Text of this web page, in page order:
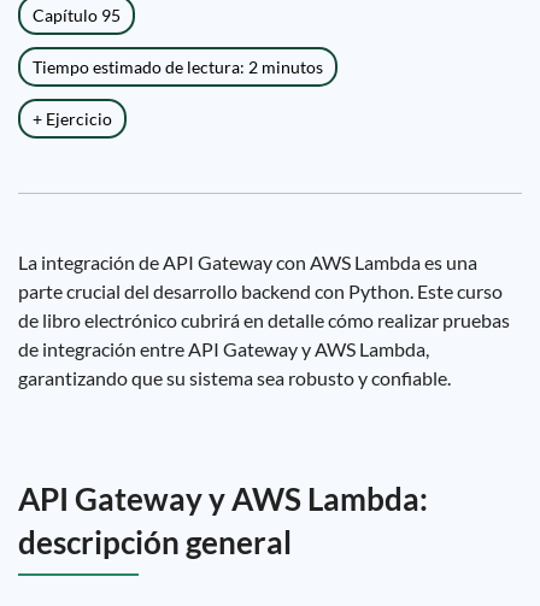
Capítulo 95
Tiempo estimado de lectura: 2 minutos
+ Ejercicio
La integración de API Gateway con AWS Lambda es una
parte crucial del desarrollo backend con Python. Este curso
de libro electrónico cubrirá en detalle cómo realizar pruebas
de integración entre API Gateway y AWS Lambda,
garantizando que su sistema sea robusto y confiable.
API Gateway y AWS Lambda:
descripción general